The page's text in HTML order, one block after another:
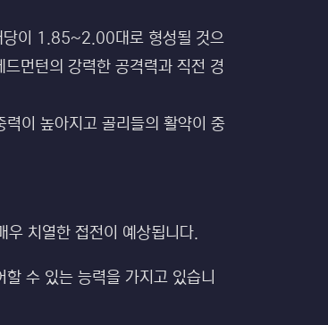
당이 1.85~2.00대로 형성될 것으
먼턴의 강력한 공격력과 직전 경
이 높아지고 골리들의 활약이 중
치열한 접전이 예상됩니다.
수 있는 능력을 가지고 있습니